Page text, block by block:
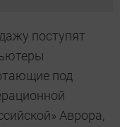
поступят
под
Аврора,